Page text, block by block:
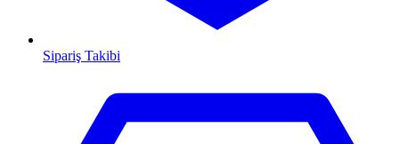
Sipariş Takibi